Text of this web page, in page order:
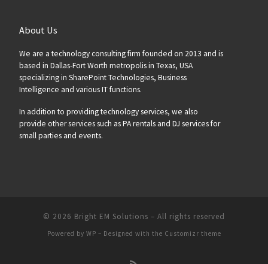
About Us
We are a technology consulting firm founded on 2013 and is
based in Dallas-Fort Worth metropolis in Texas, USA
specializing in SharePoint Technologies, Business
Intelligence and various IT functions.
In addition to providing technology services, we also
provide other services such as PA rentals and DJ services for
small parties and events.
© 2026 Bright EM Solutions – All rights reserved
Powered by WP – Designed with the Customizr theme